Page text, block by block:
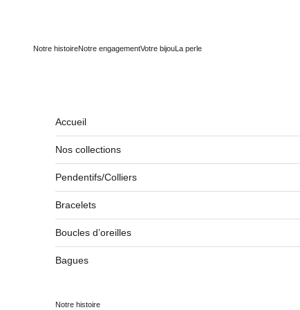
Notre histoireNotre engagementVotre bijouLa perle
Accueil
Nos collections
Pendentifs/Colliers
Bracelets
Boucles d’oreilles
Bagues
Notre histoire